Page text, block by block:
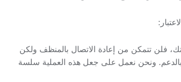
فلن تتمكن من إعادة الاتصال بالمنظف ولكن
بالدعم. ونحن نعمل على جعل هذه العملية سلسة